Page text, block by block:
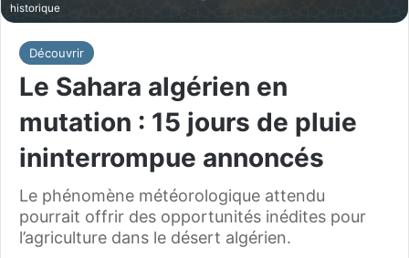
historique
Découvrir
Le Sahara algérien en
mutation : 15 jours de pluie
ininterrompue annoncés
Le phénomène météorologique attendu
pourrait offrir des opportunités inédites pour
l’agriculture dans le désert algérien.